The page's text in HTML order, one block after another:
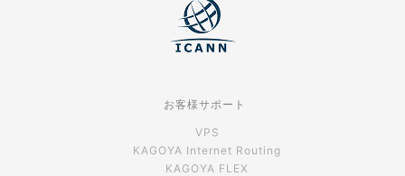
お客様サポート
VPS
KAGOYA Internet Routing
KAGOYA FLEX